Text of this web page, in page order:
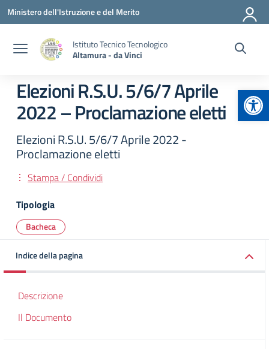
Vai ai contenuti
Vai al menu di navigazione
Vai al footer
Ministero dell'Istruzione e del Merito
Istituto Tecnico Tecnologico
Altamura - da Vinci
Elezioni R.S.U. 5/6/7 Aprile
2022 – Proclamazione eletti
Elezioni R.S.U. 5/6/7 Aprile 2022 -
Proclamazione eletti
Stampa / Condividi
Tipologia
Bacheca
Indice della pagina
Descrizione
Il Documento